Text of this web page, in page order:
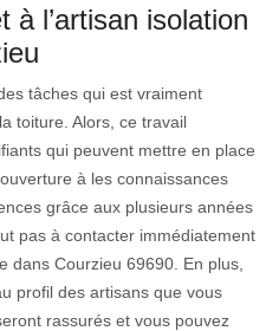
à l’artisan isolation
tâches qui est vraiment
toiture. Alors, ce travail
qui peuvent mettre en place
à les connaissances
grâce aux plusieurs années
pas à contacter immédiatement
dans Courzieu 69690. En plus,
profil des artisans que vous
rassurés et vous pouvez